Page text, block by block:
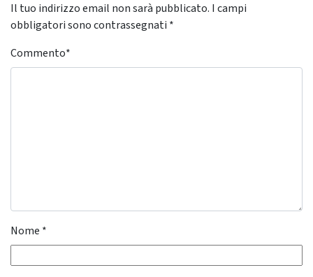
Il tuo indirizzo email non sarà pubblicato. I campi
obbligatori sono contrassegnati *
Commento*
Nome *